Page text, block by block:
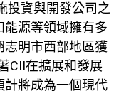
投資與開發公司之
源等領域擁有多
志明市西部地區獲
CII在擴展和發展
計將成為一個現代